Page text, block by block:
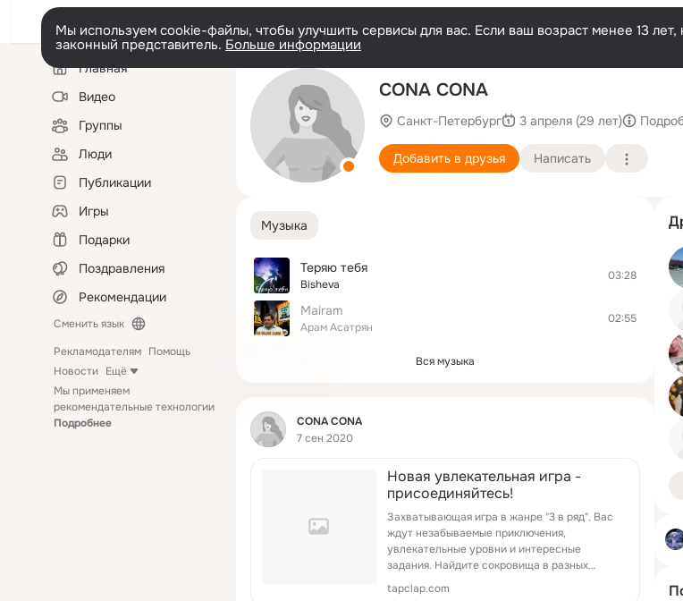
Мы используем cookie-файлы, чтобы улучшить сервисы для вас. Если ваш возраст менее 13
законный представитель. Больше информации
Левая
колонкаГлавная
Видео
Группы
Люди
Публикации
Игры
Подарки
Поздравления
Рекомендации
Сменить язык
Рекламодателям Помощь
Новости Ещё
Мы применяем
рекомендательные технологии
Подробнее
CONA CONA
Санкт-Петербург 3 апреля (29 лет)
Добавить в друзья Написать
Музыка
Теряю тебя
Bisheva
03:28
Mairam
Арам Асатрян
02:55
Вся музыка
Фид
CONA CONA
7 сен 2020
Новая увлекательная игра -
присоединяйтесь!
Захватывающая игра в жанре "3 в ряд". Вас
ждут незабываемые приключения,
увлекательные уровни и интересные
задания. Найдите сокровища в разных
уголках мира - станьте известным пиратом!
tapclap.com